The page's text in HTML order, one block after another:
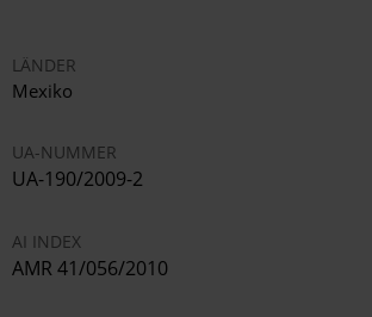
LÄNDER
Mexiko
UA-NUMMER
UA-190/2009-2
AI INDEX
AMR 41/056/2010